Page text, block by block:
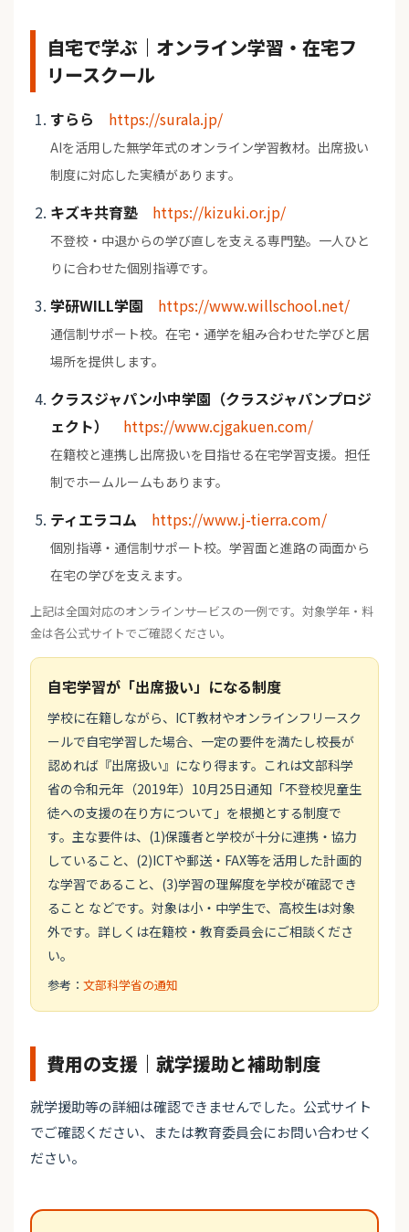
自宅で学ぶ｜オンライン学習・在宅フ
リースクール
すらら https://surala.jp/
AIを活用した無学年式のオンライン学習教材。出席扱い
制度に対応した実績があります。
キズキ共育塾 https://kizuki.or.jp/
不登校・中退からの学び直しを支える専門塾。一人ひと
りに合わせた個別指導です。
学研WILL学園 https://www.willschool.net/
通信制サポート校。在宅・通学を組み合わせた学びと居
場所を提供します。
クラスジャパン小中学園（クラスジャパンプロジ
ェクト）
https://www.cjgakuen.com/
在籍校と連携し出席扱いを目指せる在宅学習支援。担任
制でホームルームもあります。
ティエラコム https://www.j-tierra.com/
個別指導・通信制サポート校。学習面と進路の両面から
在宅の学びを支えます。
上記は全国対応のオンラインサービスの一例です。対象学年・料
金は各公式サイトでご確認ください。
自宅学習が「出席扱い」になる制度
学校に在籍しながら、ICT教材やオンラインフリースク
ールで自宅学習した場合、一定の要件を満たし校長が
認めれば『出席扱い』になり得ます。これは文部科学
省の令和元年（2019年）10月25日通知「不登校児童生
徒への支援の在り方について」を根拠とする制度で
す。主な要件は、(1)保護者と学校が十分に連携・協力
していること、(2)ICTや郵送・FAX等を活用した計画的
な学習であること、(3)学習の理解度を学校が確認でき
ること などです。対象は小・中学生で、高校生は対象
外です。詳しくは在籍校・教育委員会にご相談くださ
い。
参考： 文部科学省の通知
費用の支援｜就学援助と補助制度
就学援助等の詳細は確認できませんでした。公式サイト
でご確認ください、または教育委員会にお問い合わせく
ださい。